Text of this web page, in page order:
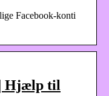
Facebook-konti
Hjælp til